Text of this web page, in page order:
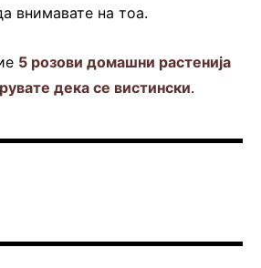
внимавате на тоа.
5 розови домашни растенија
дека се вистински.